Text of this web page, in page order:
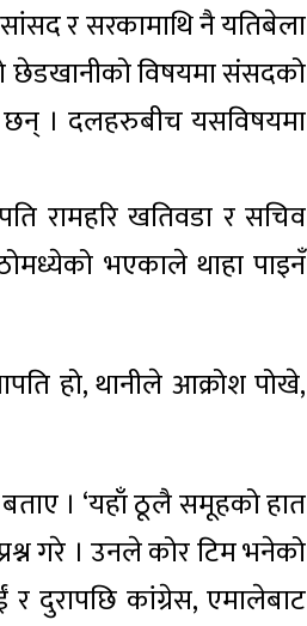
र सरकामाथि नै यतिबेला
छेडखानीको विषयमा संसदको
छन् । दलहरुबीच यसविषयमा
रामहरि खतिवडा र सचिव
भएकाले थाहा पाइनँ
हो, थानीले आक्रोश पोखे,
। ‘यहाँ ठूलै समूहको हात
गरे । उनले कोर टिम भनेको
र दुरापछि कांग्रेस, एमालेबाट